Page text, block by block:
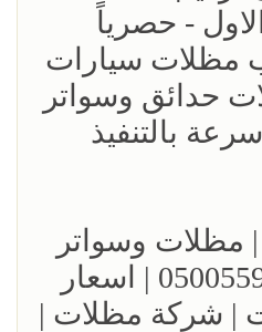
- حصرياً
مظلات سيارات
حدائق وسواتر
- سرعة بالتنفيذ
مظلات وسواتر
التخصصي | 0500559613 | اسعار
| شركة مظلات |